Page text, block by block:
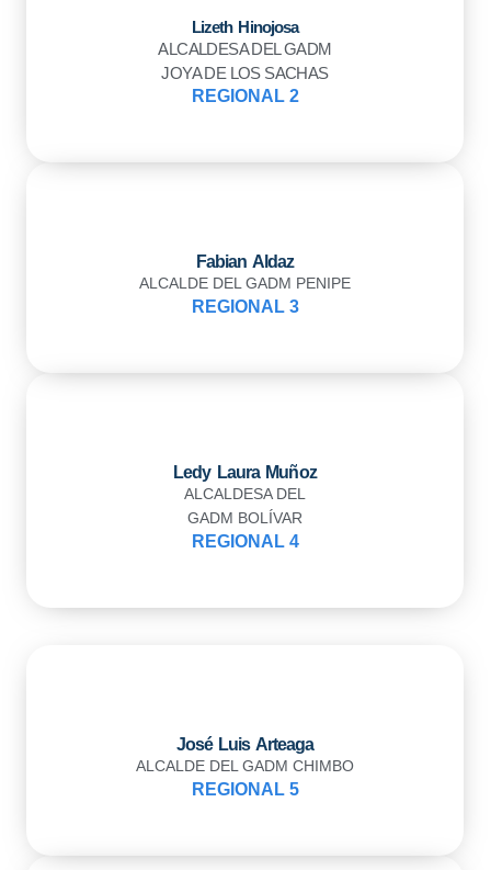
Lizeth Hinojosa
ALCALDESA DEL GADM
JOYA DE LOS SACHAS
REGIONAL 2
Fabian Aldaz
ALCALDE DEL GADM PENIPE
REGIONAL 3
Ledy Laura Muñoz
ALCALDESA DEL
GADM BOLÍVAR
REGIONAL 4
José Luis Arteaga
ALCALDE DEL GADM CHIMBO
REGIONAL 5